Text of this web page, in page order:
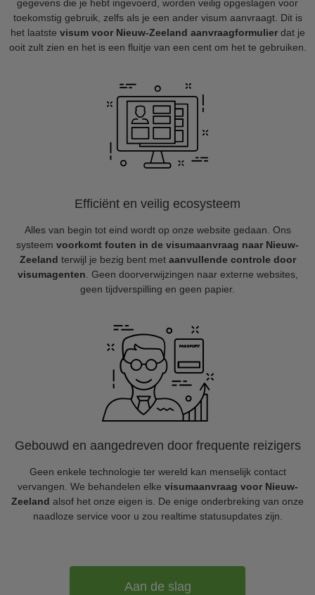
gegevens die je hebt ingevoerd, worden veilig opgeslagen voor
toekomstig gebruik, zelfs als je een ander visum aanvraagt. Dit is
het laatste visum voor Nieuw-Zeeland aanvraagformulierdat je
ooit zult zien en het is een fluitje van een cent om het te gebruiken.
Efficiënt en veilig ecosysteem
Alles van begin tot eind wordt op onze website gedaan. Ons
systeem voorkomt fouten in de visumaanvraag naar Nieuw-
Zeeland terwijl je bezig bent met aanvullende controle door
visumagenten . Geen doorverwijzingen naar externe websites,
geen tijdverspilling en geen papier.
Gebouwd en aangedreven door frequente reizigers
Geen enkele technologie ter wereld kan menselijk contact
vervangen. We behandelen elke visumaanvraag voor Nieuw-
Zeeland alsof het onze eigen is. De enige onderbreking van onze
naadloze service voor u zou realtime statusupdates zijn.
Aan de slag